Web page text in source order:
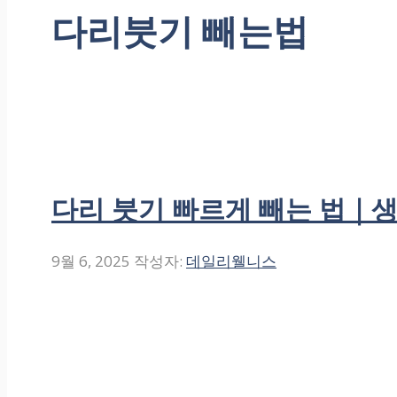
다리붓기 빼는법
다리 붓기 빠르게 빼는 법｜
9월 6, 2025 작성자: 데일리웰니스